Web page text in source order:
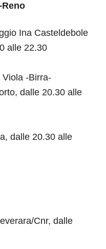
Ina Casteldebole
alle 22.30
-Birra-
dalle 20.30 alle
dalle 20.30 alle
Cnr, dalle